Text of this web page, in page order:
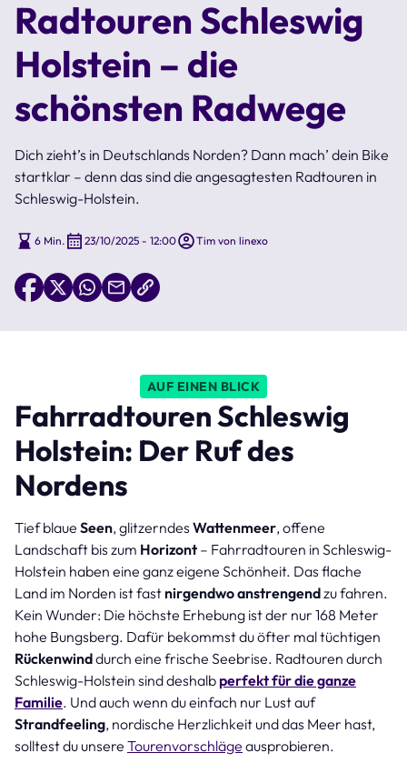
Radtouren Schleswig
Holstein – die
schönsten Radwege
Dich zieht’s in Deutschlands Norden? Dann mach’ dein Bike
startklar – denn das sind die angesagtesten Radtouren in
Schleswig-Holstein.
6 Min. 23/10/2025 - 12:00 Tim von linexo
AUF EINEN BLICK
Fahrradtouren Schleswig
Holstein: Der Ruf des
Nordens
Tief blaue Seen, glitzerndes Wattenmeer, offene
Landschaft bis zum Horizont – Fahrradtouren in Schleswig-
Holstein haben eine ganz eigene Schönheit. Das flache
Land im Norden ist fast nirgendwo anstrengendzu fahren.
Kein Wunder: Die höchste Erhebung ist der nur 168 Meter
hohe Bungsberg. Dafür bekommst du öfter mal tüchtigen
Rückenwinddurch eine frische Seebrise. Radtouren durch
Schleswig-Holstein sind deshalb perfekt für die ganze
Familie. Und auch wenn du einfach nur Lust auf
Strandfeeling, nordische Herzlichkeit und das Meer hast,
solltest du unsere Tourenvorschläge ausprobieren.